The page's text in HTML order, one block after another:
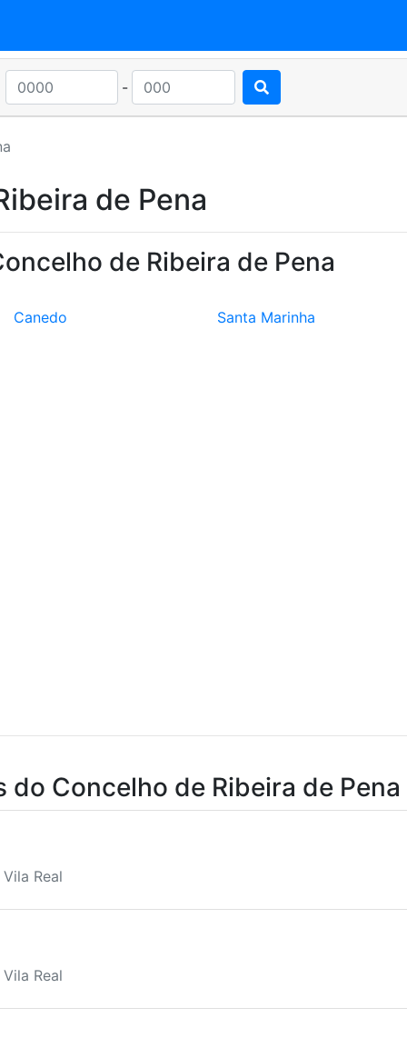
-
de Pena
de Ribeira de Pena
Canedo Santa Marinha
do Concelho de Ribeira de Pena
Real
Real